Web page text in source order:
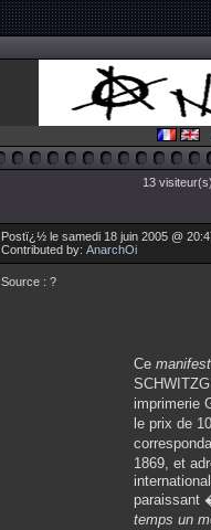
13
Postï¿½ le samedi 18 juin 2005 @
Contributed by: AnarchOi
Source : ?
Ce
imprimerie
le prix de
1869, et
paraissant
temps un